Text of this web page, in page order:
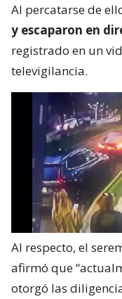
Al percatarse de
y escaparon en
registrado en un
televigilancia.
Al respecto, el
afirmó que
otorgó las